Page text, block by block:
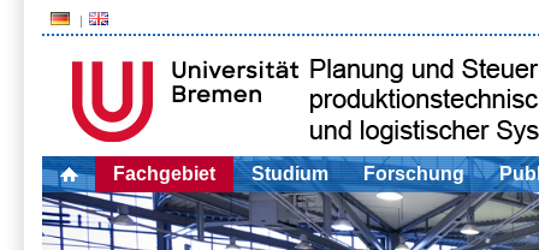
Fachgebiet Studium Forschung